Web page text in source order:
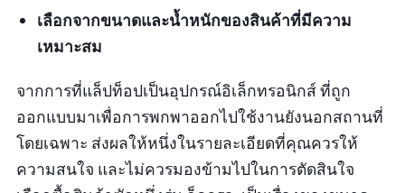
เลือกจากขนาดและน้ำหนักของสินค้าที่มีความ
เหมาะสม
จากการที่แล็ปท็อปเป็นอุปกรณ์อิเล็กทรอนิกส์ ที่ถูก
ออกแบบมาเพื่อการพกพาออกไปใช้งานยังนอกสถานที่
โดยเฉพาะ ส่งผลให้หนึ่งในรายละเอียดที่คุณควรให้
ความสนใจ และไม่ควรมองข้ามไปในการตัดสินใจ